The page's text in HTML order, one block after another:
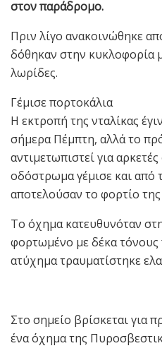
στον παράδρομο.
Πριν λίγο ανακοινώθηκε
δόθηκαν στην κυκλοφορία
λωρίδες.
Γέμισε πορτοκάλια
Η εκτροπή της νταλίκας
σήμερα Πέμπτη, αλλά το
αντιμετωπιστεί για
οδόστρωμα γέμισε και από
αποτελούσαν το φορτίο της
Το όχημα κατευθυνόταν
φορτωμένο με δέκα τόνους
ατύχημα τραυματίστηκε
Στο σημείο βρίσκεται για
ένα όχημα της